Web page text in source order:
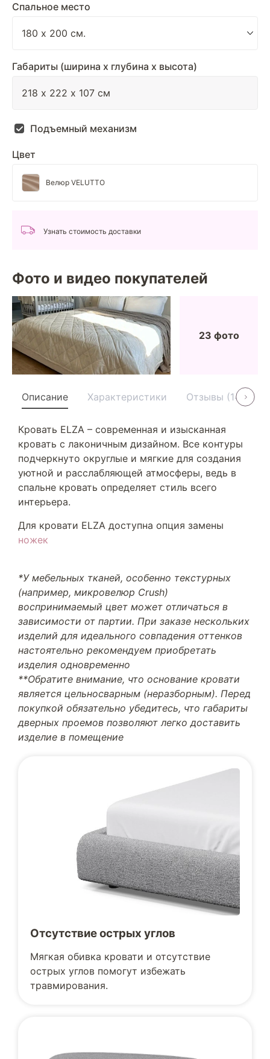
Спальное место
Габариты (ширина х глубина х высота)
Подъемный механизм
Цвет
Велюр VELUTTO
Узнать стоимость доставки
Фото и видео покупателей
23 фото
Описание Характеристики Отзывы (14)
Кровать ELZA – современная и изысканная
кровать с лаконичным дизайном. Все контуры
подчеркнуто округлые и мягкие для создания
уютной и расслабляющей атмосферы, ведь в
спальне кровать определяет стиль всего
интерьера.
Для кровати ELZA доступна опция замены
ножек
*У мебельных тканей, особенно текстурных
(например, микровелюр Crush)
воспринимаемый цвет может отличаться в
зависимости от партии. При заказе нескольких
изделий для идеального совпадения оттенков
настоятельно рекомендуем приобретать
изделия одновременно
**Обратите внимание, что основание кровати
является цельносварным (неразборным). Перед
покупкой обязательно убедитесь, что габариты
дверных проемов позволяют легко доставить
изделие в помещение
Отсутствие острых углов
Мягкая обивка кровати и отсутствие
острых углов помогут избежать
травмирования.